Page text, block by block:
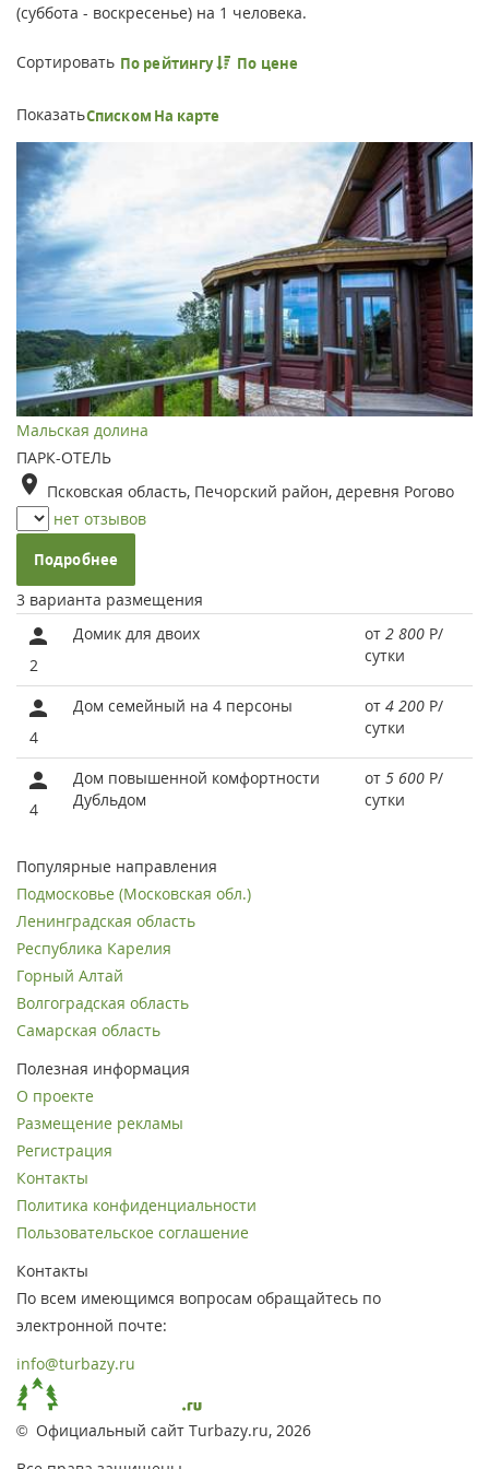
(суббота - воскресенье) на 1 человека.
Сортировать По рейтингу По цене
ПоказатьСписком На карте
Мальская долина
ПАРК-ОТЕЛЬ
Псковская область, Печорский район, деревня Рогово
нет отзывов
Подробнее
3 варианта размещения
2
Домик для двоих от 2 800 Р/
сутки
4
Дом семейный на 4 персоны от 4 200 Р/
сутки
4
Дом повышенной комфортности
Дубльдом
от 5 600 Р/
сутки
Популярные направления
Подмосковье (Московская обл.)
Ленинградская область
Республика Карелия
Горный Алтай
Волгоградская область
Самарская область
Полезная информация
О проекте
Размещение рекламы
Регистрация
Контакты
Политика конфиденциальности
Пользовательское соглашение
Контакты
По всем имеющимся вопросам обращайтесь по
электронной почте:
info@turbazy.ru
© Официальный сайт Turbazy.ru, 2026